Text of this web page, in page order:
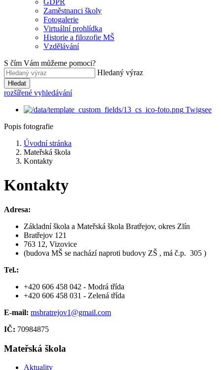
GDPR
Zaměstnanci školy
Fotogalerie
Virtuální prohlídka
Historie a filozofie MŠ
Vzdělávání
S čím Vám můžeme pomoci?
Hledaný výraz
Hledat
rozšířené vyhledávání
Twigsee
Popis fotografie
Úvodní stránka
Mateřská škola
Kontakty
Kontakty
Adresa:
Základní škola a Mateřská škola Bratřejov, okres Zlín
Bratřejov 121
763 12, Vizovice
(budova MŠ se nachází naproti budovy ZŠ , má č.p. 305 )
Tel.:
+420 606 458 042 - Modrá třída
+420 606 458 031 - Zelená třída
E-mail: msbratrejov1@gmail.com
IČ: 70984875
Mateřská škola
Aktuality